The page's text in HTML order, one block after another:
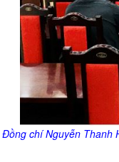
Đồng chí Nguyễn Thanh